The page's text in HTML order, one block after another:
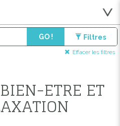
GO ! Filtres
Effacer les filtres
ETRE ET